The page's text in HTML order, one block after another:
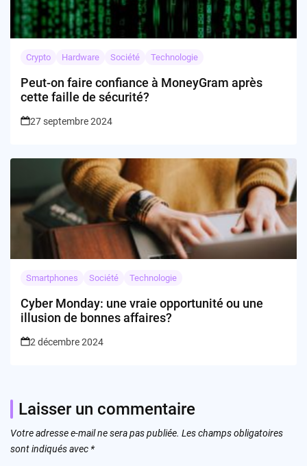
Crypto Hardware Société Technologie
Peut-on faire confiance à MoneyGram après
cette faille de sécurité?
27 septembre 2024
Smartphones Société Technologie
Cyber Monday: une vraie opportunité ou une
illusion de bonnes affaires?
2 décembre 2024
Laisser un commentaire
Votre adresse e-mail ne sera pas publiée. Les champs obligatoires
sont indiqués avec *